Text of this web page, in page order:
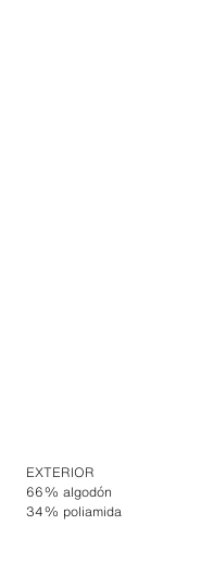
EXTERIOR
66% algodón
34% poliamida